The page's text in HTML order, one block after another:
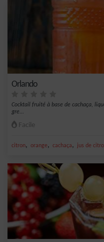
Orlando
Cocktail fruité à base de cachaça,
gre...
Facile
citron, orange, cachaça, jus de